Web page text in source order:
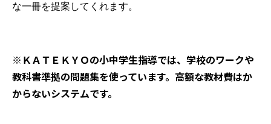
な一冊を提案してくれます。
※ＫＡＴＥＫＹＯの小中学生指導では、学校のワークや
教科書準拠の問題集を使っています。高額な教材費はか
からないシステムです。